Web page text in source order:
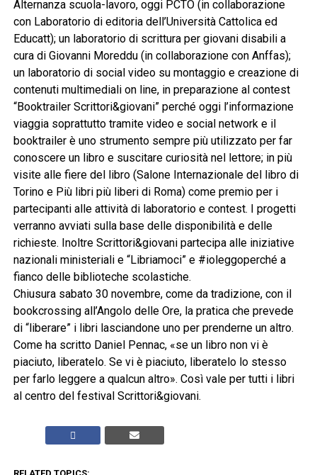
Alternanza scuola-lavoro, oggi PCTO (in collaborazione
con Laboratorio di editoria dell’Università Cattolica ed
Educatt); un laboratorio di scrittura per giovani disabili a
cura di Giovanni Moreddu (in collaborazione con Anffas);
un laboratorio di social video su montaggio e creazione di
contenuti multimediali on line, in preparazio­ne al contest
“Booktrailer Scrittori&giovani” perché oggi l’informazione
viaggia soprattutto tramite video e social network e il
booktrailer è uno strumento sempre più utilizzato per far
conoscere un libro e suscitare curiosità nel lettore; in più
visite alle fiere del libro (Salone Internazionale del libro di
Torino e Più libri più liberi di Roma) come premio per i
partecipanti alle attività di laboratorio e contest. I progetti
verranno avviati sulla base delle disponibilità e delle
richieste. Inoltre Scrittori&giovani partecipa alle iniziative
nazionali ministeriali e “Libriamoci” e #ioleggoperché a
fianco delle biblioteche scolastiche.
Chiusura sabato 30 novembre, come da tradizione, con il
bookcrossing all’Angolo delle Ore, la pratica che prevede
di “liberare” i libri lasciandone uno per prenderne un altro.
Come ha scritto Daniel Pennac, «se un libro non vi è
piaciuto, liberatelo. Se vi è piaciuto, liberatelo lo stesso
per farlo leggere a qualcun altro». Così vale per tutti i libri
al centro del festival Scrittori&giovani.